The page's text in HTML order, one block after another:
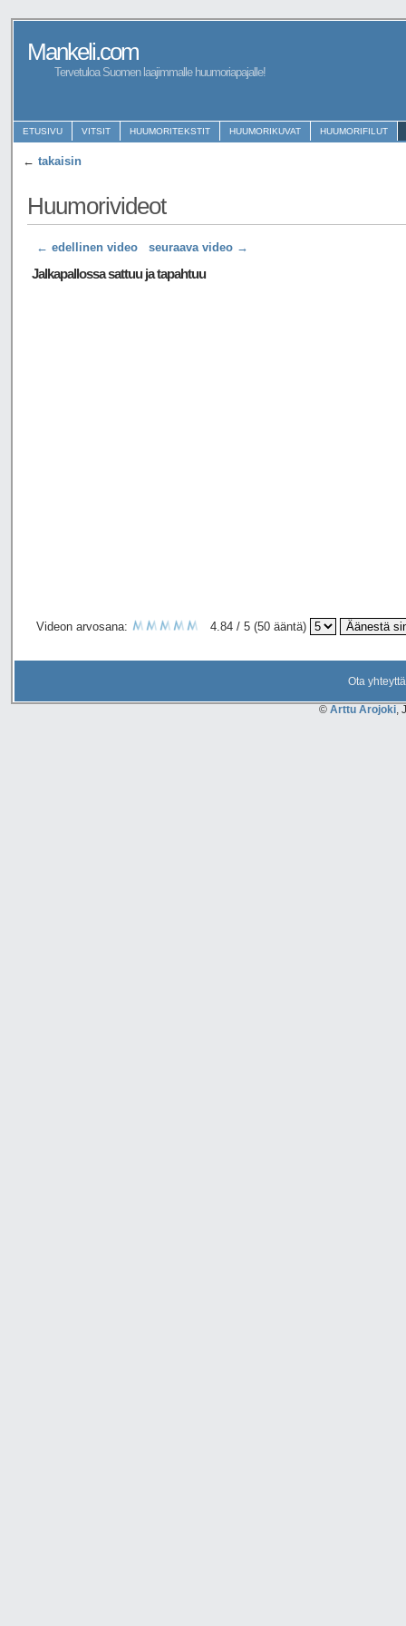
Mankeli.com
Tervetuloa Suomen laajimmalle huumoriapajalle!
ETUSIVU VITSIT HUUMORITEKSTIT HUUMORIKUVAT HUUMORIFILUT
← takaisin
Huumorivideot
← edellinen video seuraava video →
Jalkapallossa sattuu ja tapahtuu
Videon arvosana: 4.84 / 5 (50 ääntä)
Ota
© Arttu Arojoki ,